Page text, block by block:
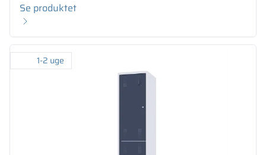
Se produktet
1-2 uge